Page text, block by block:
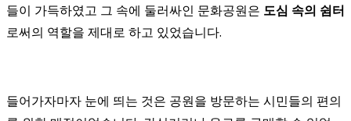
들이 가득하였고 그 속에 둘러싸인 문화공원은 도심 속의 쉼터
로써의 역할을 제대로 하고 있었습니다.
들어가자마자 눈에 띄는 것은 공원을 방문하는 시민들의 편의